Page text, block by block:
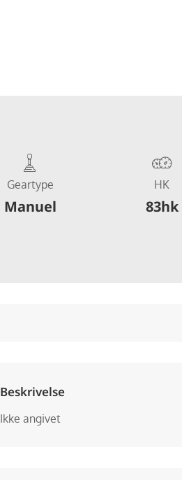
Geartype
Manuel
HK
83hk
Beskrivelse
Ikke angivet